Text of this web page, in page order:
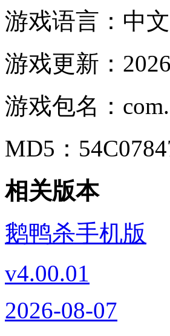
游戏语言： 中文
游戏更新：
游戏包名：
MD5：
相关版本
鹅鸭杀手机版
v4.00.01
2026-08-07